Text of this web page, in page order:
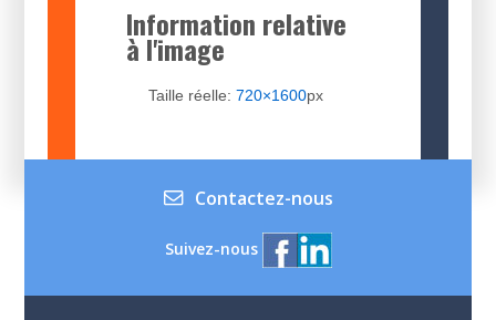
Information relative
à l'image
Taille réelle: 720×1600px
Contactez-nous
Suivez-nous